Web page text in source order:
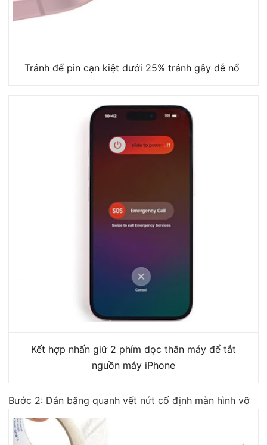
Tránh để pin cạn kiệt dưới 25% tránh gây dễ nổ
Kết hợp nhấn giữ 2 phím dọc thân máy để tắt
nguồn máy iPhone
Bước 2: Dán băng quanh vết nứt cố định màn hình vỡ